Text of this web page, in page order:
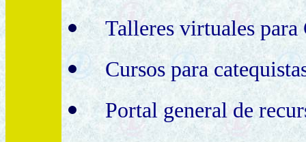
Talleres virtuales
Cursos para
Portal general de